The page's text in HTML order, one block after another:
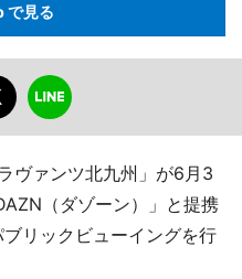
で見る
ヴァンツ北九州」が6月3
（ダゾーン）」と提携
リックビューイングを行